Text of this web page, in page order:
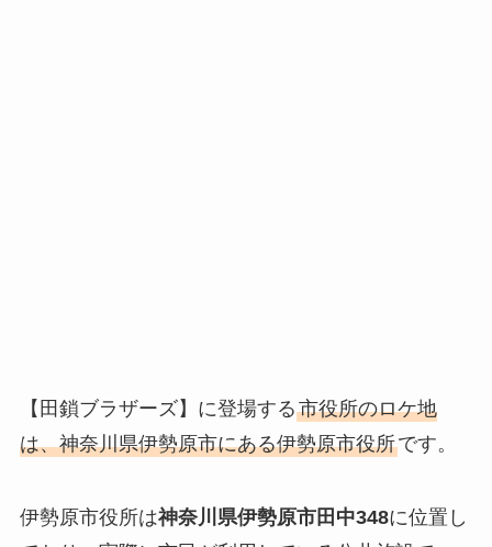
【田鎖ブラザーズ】に登場する市役所のロケ地
は、神奈川県伊勢原市にある伊勢原市役所です。
伊勢原市役所は神奈川県伊勢原市田中348に位置し